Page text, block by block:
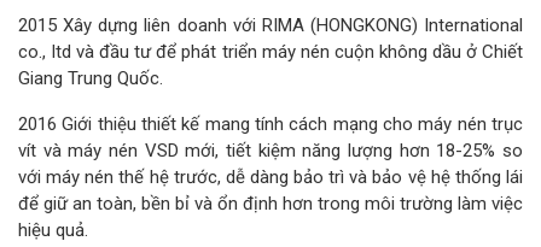
2015 Xây dựng liên doanh với RIMA (HONGKONG) International
co., Itd và đầu tư để phát triển máy nén cuộn không dầu ở Chiết
Giang Trung Quốc.
2016 Giới thiệu thiết kế mang tính cách mạng cho máy nén trục
vít và máy nén VSD mới, tiết kiệm năng lượng hơn 18-25% so
với máy nén thế hệ trước, dễ dàng bảo trì và bảo vệ hệ thống lái
để giữ an toàn, bền bỉ và ổn định hơn trong môi trường làm việc
hiệu quả.